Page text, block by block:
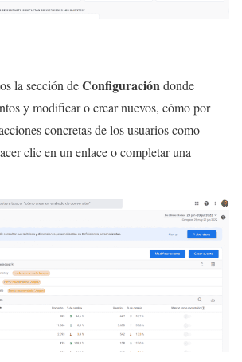
la sección deConfiguracióndonde
y modificar o crear nuevos, cómo por
concretas de los usuarios como
clic en un enlace o completar una